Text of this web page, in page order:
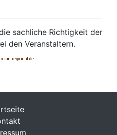
sachliche Richtigkeit der
den Veranstaltern.